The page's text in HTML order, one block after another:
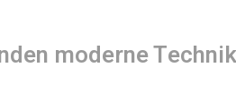
moderne